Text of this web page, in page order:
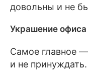
довольны и не
Украшение офиса
Самое главное —
и не